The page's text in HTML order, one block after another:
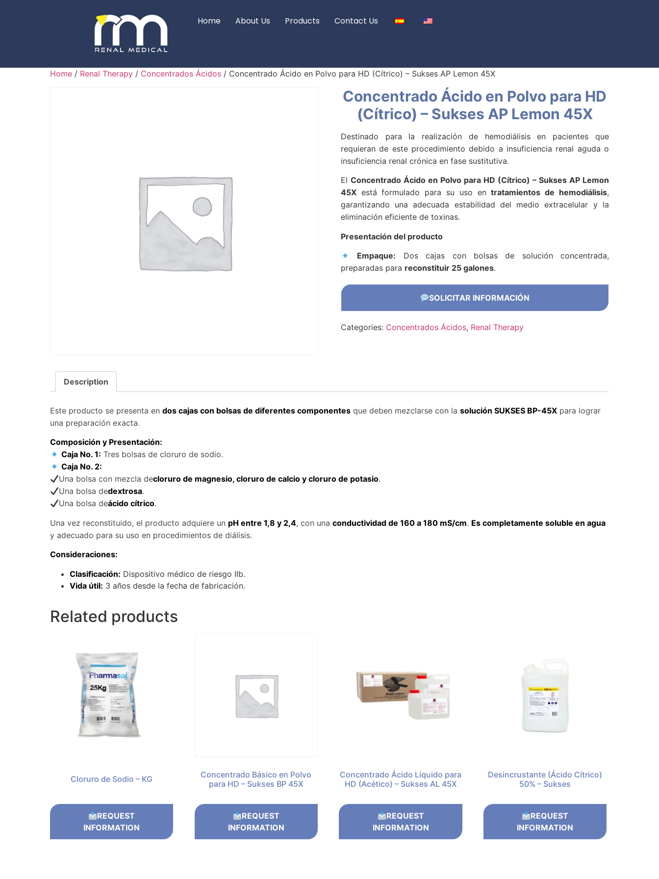
Home About Us Products Contact Us
Home / Renal Therapy / Concentrados Ácidos / Concentrado Ácido en Polvo para HD (Cítrico) – Sukses AP Lemon 45X
Concentrado Ácido en Polvo para HD
(Cítrico) – Sukses AP Lemon 45X
Destinado para la realización de hemodiálisis en pacientes que
requieran de este procedimiento debido a insuficiencia renal aguda o
insuficiencia renal crónica en fase sustitutiva.
El Concentrado Ácido en Polvo para HD (Cítrico) – Sukses AP Lemon
45Xestá formulado para su uso entratamientos de hemodiálisis,
garantizando una adecuada estabilidad del medio extracelular y la
eliminación eficiente de toxinas.
Presentación del producto
Empaque: Dos cajas con bolsas de solución concentrada,
preparadas para reconstituir 25 galones.
SOLICITAR INFORMACIÓN
Categories: Concentrados Ácidos, Renal Therapy
Description
Este producto se presenta en dos cajas con bolsas de diferentes componentes que deben mezclarse con la solución SUKSES BP-45X para lograr
una preparación exacta.
Composición y Presentación:
Caja No. 1: Tres bolsas de cloruro de sodio.
Caja No. 2:
Una bolsa con mezcla decloruro de magnesio, cloruro de calcio y cloruro de potasio.
Una bolsa dedextrosa.
Una bolsa deácido cítrico.
Una vez reconstituido, el producto adquiere un pH entre 1,8 y 2,4, con una conductividad de 160 a 180 mS/cm. Es completamente soluble en agua
y adecuado para su uso en procedimientos de diálisis.
Consideraciones:
Clasificación: Dispositivo médico de riesgo IIb.
Vida útil: 3 años desde la fecha de fabricación.
Related products
Cloruro de Sodio – KG
REQUEST
INFORMATION
Concentrado Básico en Polvo
para HD – Sukses BP 45X
REQUEST
INFORMATION
Concentrado Ácido Líquido para
HD (Acético) – Sukses AL 45X
REQUEST
INFORMATION
Desincrustante (Ácido Cítrico)
50% – Sukses
REQUEST
INFORMATION